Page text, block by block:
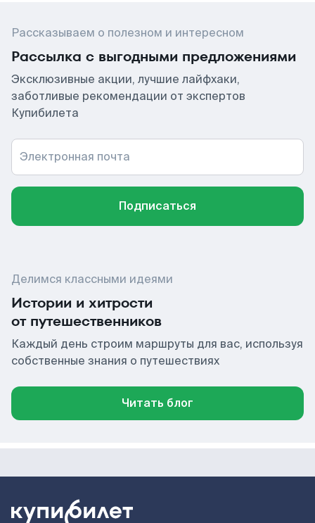
Рассказываем о полезном и интересном
Рассылка с выгодными предложениями
Эксклюзивные акции, лучшие лайфхаки,
заботливые рекомендации от экспертов
Купибилета
Электронная почта
Подписаться
Делимся классными идеями
Истории и хитрости
от путешественников
Каждый день строим маршруты для вас, используя
собственные знания о путешествиях
Читать блог